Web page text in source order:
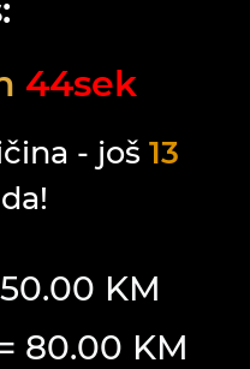
44sek
- još 13
KM
80.00 KM